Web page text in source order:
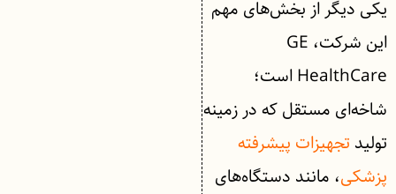
یکی دیگر از بخش‌های مهم
این شرکت، GE
HealthCare است؛
شاخه‌ای مستقل که در زمینه
تولید تجهیزات پیشرفته
پزشکی، مانند دستگاه‌های